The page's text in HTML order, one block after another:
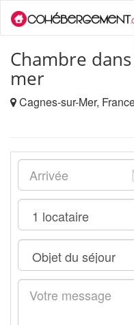
Chambre
mer
Cagnes-sur-Mer,